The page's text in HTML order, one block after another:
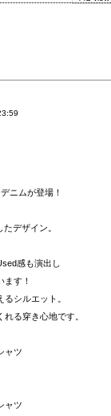
ニムが登場！
デザイン。
感も演出し
す！
シルエット。
る穿き心地です。
ャツ
ャツ